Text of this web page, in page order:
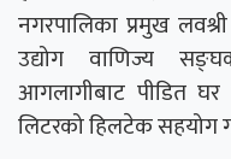
नगरपालिका प्रमुख
उद्योग वाणिज्य
आगलागीबाट पीडित
लिटरको हिलटेक सहयोग